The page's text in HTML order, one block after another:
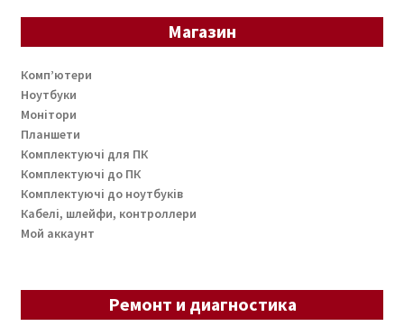
Магазин
Комп’ютери
Ноутбуки
Монітори
Планшети
Комплектуючі для ПК
Комплектуючі до ПК
Комплектуючі до ноутбуків
Кабелі, шлейфи, контроллери
Мой аккаунт
Ремонт и диагностика